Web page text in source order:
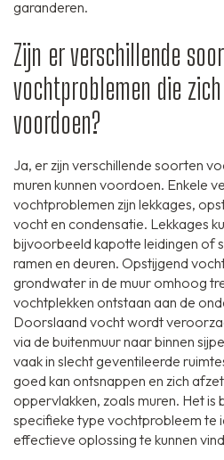
garanderen.
Zijn er verschillende
vochtproblemen die
voordoen?
Ja, er zijn verschillende soorten
muren kunnen voordoen. Enkele
vochtproblemen zijn lekkages,
vocht en condensatie. Lekkages
bijvoorbeeld kapotte leidingen of
ramen en deuren. Opstijgend
grondwater in de muur omhoog
vochtplekken ontstaan aan de
Doorslaand vocht wordt
via de buitenmuur naar binnen
vaak in slecht geventileerde
goed kan ontsnappen en zich
oppervlakken, zoals muren. Het is
specifieke type vochtprobleem te
effectieve oplossing te kunnen